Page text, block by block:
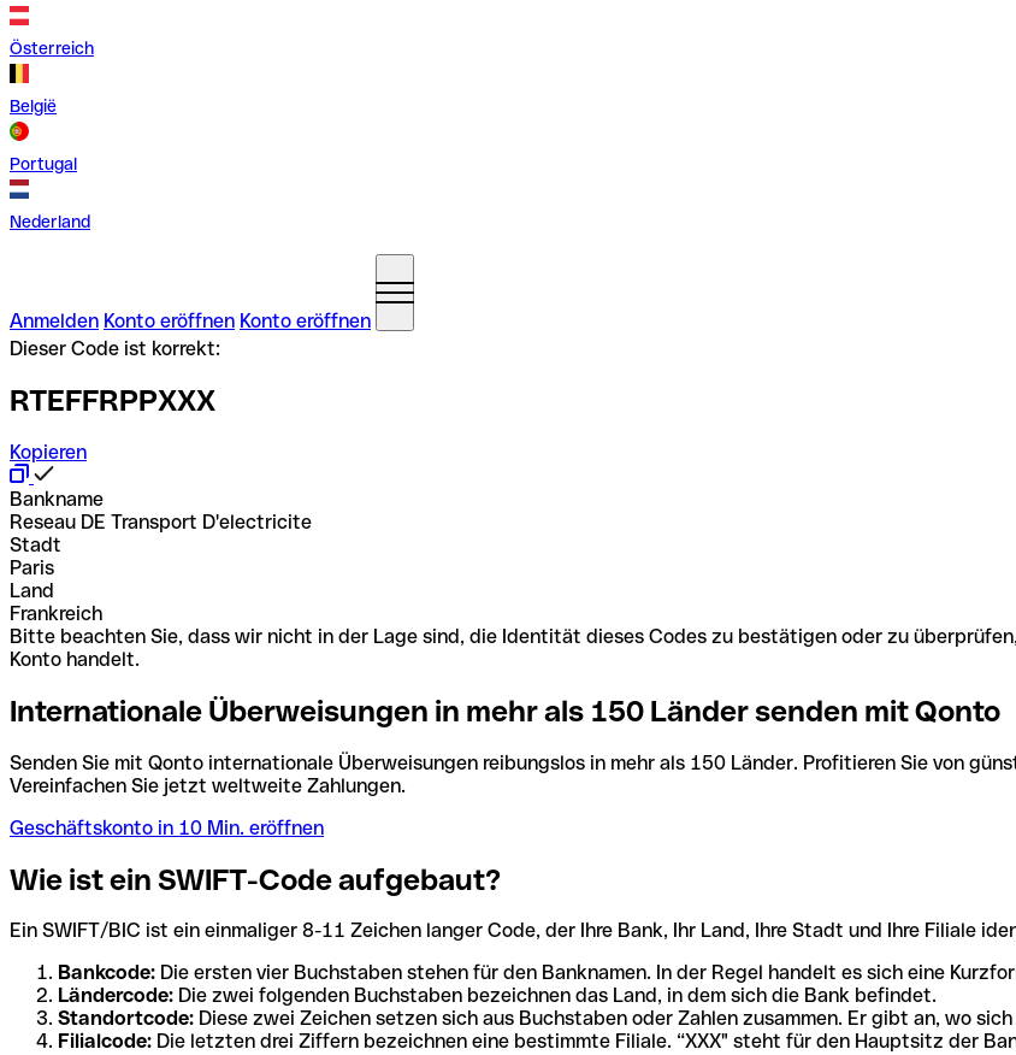
Österreich
België
Portugal
Nederland
Anmelden Konto eröffnen Konto eröffnen
Dieser Code ist korrekt:
RTEFFRPPXXX
Kopieren
Bankname
Reseau DE Transport D'electricite
Stadt
Paris
Land
Frankreich
Bitte beachten Sie, dass wir nicht in der Lage sind, die Identität dieses Codes zu bestätigen oder zu
Konto handelt.
Internationale Überweisungen in mehr als 150 Länder senden mit Qonto
Senden Sie mit Qonto internationale Überweisungen reibungslos in mehr als 150 Länder. Profitieren Sie von
Vereinfachen Sie jetzt weltweite Zahlungen.
Geschäftskonto in 10 Min. eröffnen
Wie ist ein SWIFT-Code aufgebaut?
Ein SWIFT/BIC ist ein einmaliger 8-11 Zeichen langer Code, der Ihre Bank, Ihr Land, Ihre Stadt und Ihre Filiale
Bankcode: Die ersten vier Buchstaben stehen für den Banknamen. In der Regel handelt es sich eine
Ländercode: Die zwei folgenden Buchstaben bezeichnen das Land, in dem sich die Bank befindet.
Standortcode: Diese zwei Zeichen setzen sich aus Buchstaben oder Zahlen zusammen. Er gibt an, wo
Filialcode: Die letzten drei Ziffern bezeichnen eine bestimmte Filiale. “XXX" steht für den Hauptsitz der